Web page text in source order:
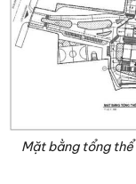
Mặt bằng tổng thể